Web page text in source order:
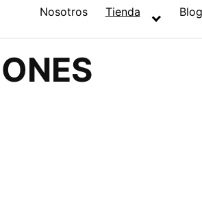
Nosotros Tienda Blog